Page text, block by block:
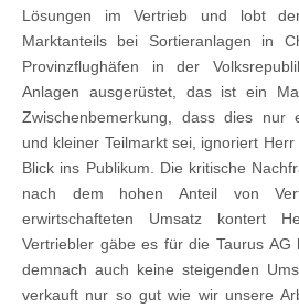
Lösungen im Vertrieb und lobt
Marktanteils bei Sortieranlagen in
Provinzflughäfen in der
Anlagen ausgerüstet, das ist ein
Zwischenbemerkung, dass dies nur
und kleiner Teilmarkt sei, ignoriert
Blick ins Publikum. Die kritische
nach dem hohen Anteil von
erwirtschafteten Umsatz kontert
Vertriebler gäbe es für die Taurus
demnach auch keine steigenden
verkauft nur so gut wie wir unsere